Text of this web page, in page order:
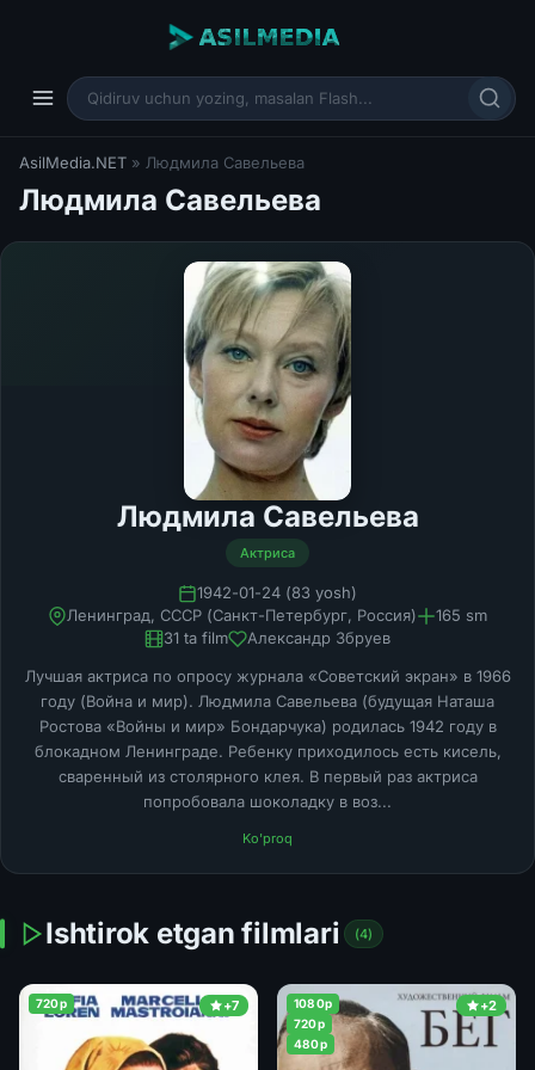
AsilMedia.NET » Людмила Савельева
Людмила Савельева
Людмила Савельева
Актриса
1942-01-24 (83 yosh)
Ленинград, СССР (Санкт-Петербург, Россия)
165 sm
31 ta film
Александр Збруев
Лучшая актриса по опросу журнала «Советский экран» в 1966
году (Война и мир). Людмила Савельева (будущая Наташа
Ростова «Войны и мир» Бондарчука) родилась 1942 году в
блокадном Ленинграде. Ребенку приходилось есть кисель,
сваренный из столярного клея. В первый раз актриса
попробовала шоколадку в воз...
Ko'proq
Ishtirok etgan filmlari (4)
+7
720p +2
1080p
720p
480p